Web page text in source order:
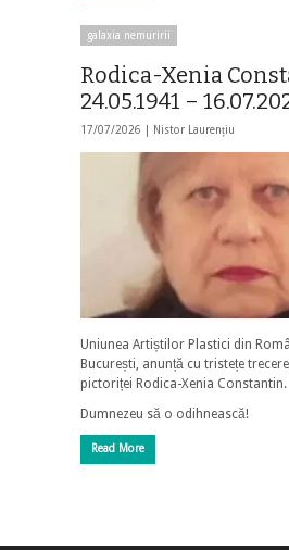
galaxia nemuririi
Rodica-Xenia
24.05.1941 –
17/07/2026 | Nistor Laurențiu
Uniunea Artiștilor Plastici din
București, anunță cu tristețe
pictoriței Rodica-Xenia Constantin.
Dumnezeu să o odihnească!
Read More